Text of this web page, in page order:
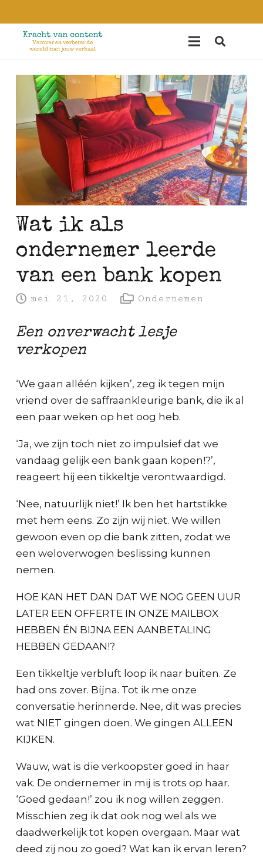
Wat ik als
ondernemer leerde
van een bank kopen
mei 21, 2020 Ondernemen
Een onverwacht lesje
verkopen
‘We gaan alléén kijken’, zeg ik tegen mijn
vriend over de saffraankleurige bank, die ik al
een paar weken op het oog heb.
‘Ja, we zijn toch niet zo impulsief dat we
vandaag gelijk een bank gaan kopen!?’,
reageert hij een tikkeltje verontwaardigd.
‘Nee, natuurlijk niet!’ Ik ben het hartstikke
met hem eens. Zo zijn wij niet. We willen
gewoon even op die bank zitten, zodat we
een weloverwogen beslissing kunnen
nemen.
HOE KAN HET DAN DAT WE NOG GEEN UUR
LATER EEN OFFERTE IN ONZE MAILBOX
HEBBEN ÉN BIJNA EEN AANBETALING
HEBBEN GEDAAN!?
Een tikkeltje verbluft loop ik naar buiten. Ze
had ons zover. Bíjna. Tot ik me onze
conversatie herinnerde. Nee, dit was precies
wat NIET gingen doen. We gingen ALLEEN
KIJKEN.
Wauw, wat is die verkoopster goed in haar
vak. De ondernemer in mij is trots op haar.
‘Goed gedaan!’ zou ik nog willen zeggen.
Misschien zeg ik dat ook nog wel als we
daadwerkelijk tot kopen overgaan. Maar wat
deed zij nou zo goed? Wat kan ik ervan leren?